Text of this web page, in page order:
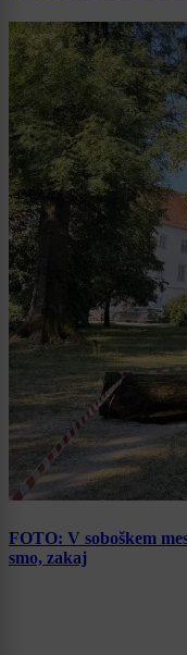
FOTO: V soboškem
smo, zakaj